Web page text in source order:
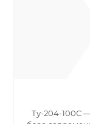
Ту-204-100С